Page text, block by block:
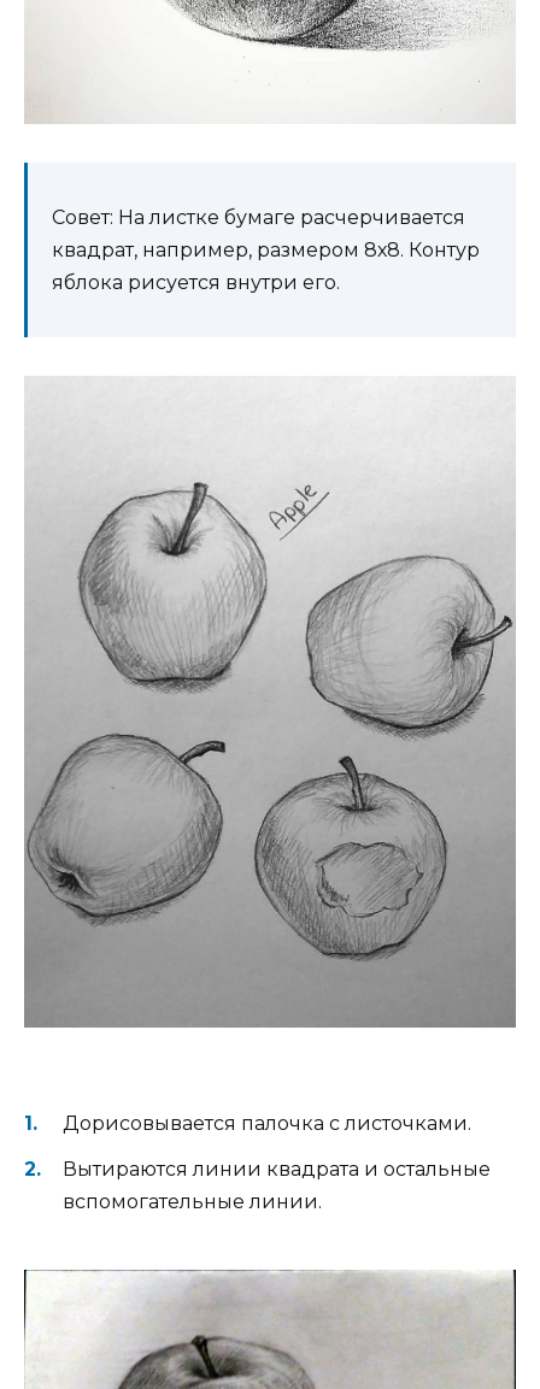
Совет: На листке бумаге расчерчивается
квадрат, например, размером 8х8. Контур
яблока рисуется внутри его.
Дорисовывается палочка с листочками.
Вытираются линии квадрата и остальные
вспомогательные линии.